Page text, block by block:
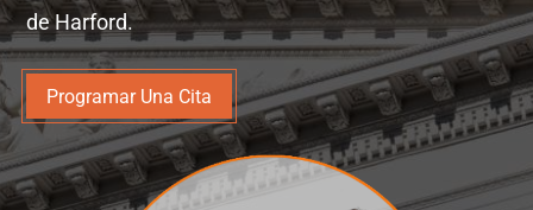
de Harford.
Programar Una Cita